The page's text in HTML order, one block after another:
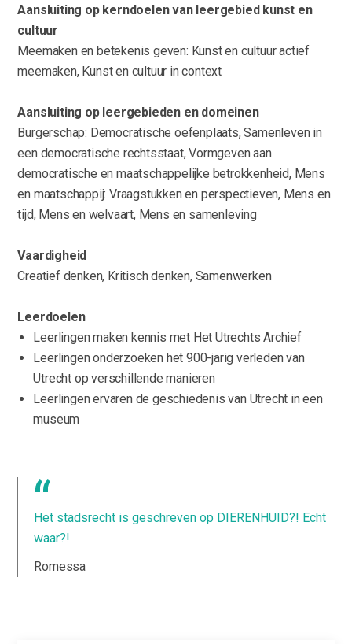
Aansluiting op kerndoelen van leergebied kunst en
cultuur
Meemaken en betekenis geven: Kunst en cultuur actief
meemaken, Kunst en cultuur in context
Aansluiting op leergebieden en domeinen
Burgerschap: Democratische oefenplaats, Samenleven in
een democratische rechtsstaat, Vormgeven aan
democratische en maatschappelijke betrokkenheid, Mens
en maatschappij: Vraagstukken en perspectieven, Mens en
tijd, Mens en welvaart, Mens en samenleving
Vaardigheid
Creatief denken, Kritisch denken, Samenwerken
Leerdoelen
Leerlingen maken kennis met Het Utrechts Archief
Leerlingen onderzoeken het 900-jarig verleden van
Utrecht op verschillende manieren
Leerlingen ervaren de geschiedenis van Utrecht in een
museum
Het stadsrecht is geschreven op DIERENHUID?! Echt
waar?!
Romessa